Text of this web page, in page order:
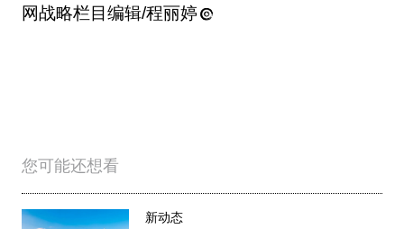
网战略栏目编辑/程丽婷
您可能还想看
新动态